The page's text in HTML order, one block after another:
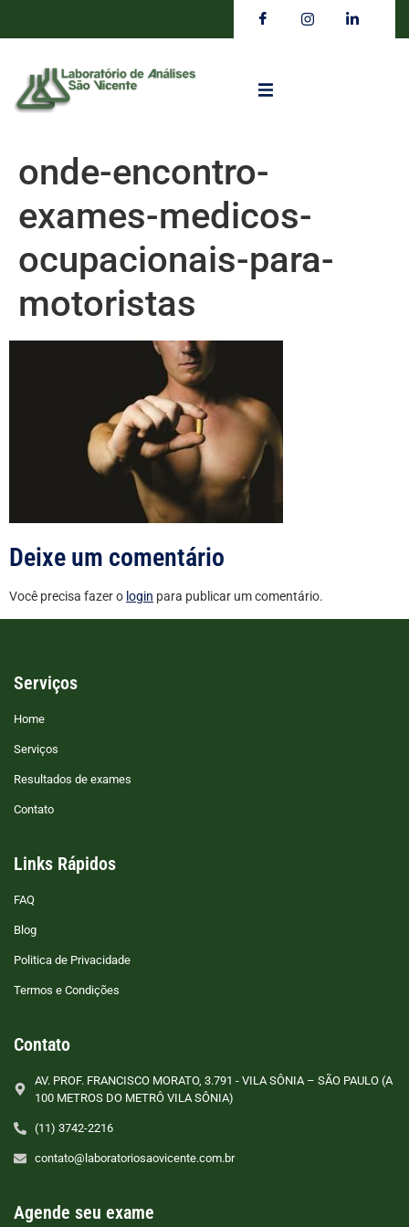
onde-encontro-
exames-medicos-
ocupacionais-para-
motoristas
Deixe um comentário
Você precisa fazer o login para publicar um comentário.
Serviços
Home
Serviços
Resultados de exames
Contato
Links Rápidos
FAQ
Blog
Politica de Privacidade
Termos e Condições
Contato
AV. PROF. FRANCISCO MORATO, 3.791 - VILA SÔNIA – SÃO PAULO (A
100 METROS DO METRÔ VILA SÔNIA)
(11) 3742-2216
contato@laboratoriosaovicente.com.br
Agende seu exame